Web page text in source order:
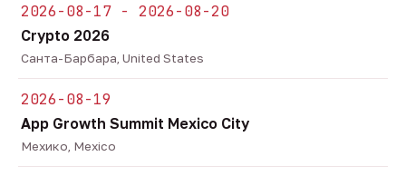
2026-08-17 - 2026-08-20
Crypto 2026
Санта-Барбара, United States
2026-08-19
App Growth Summit Mexico City
Мехико, Mexico